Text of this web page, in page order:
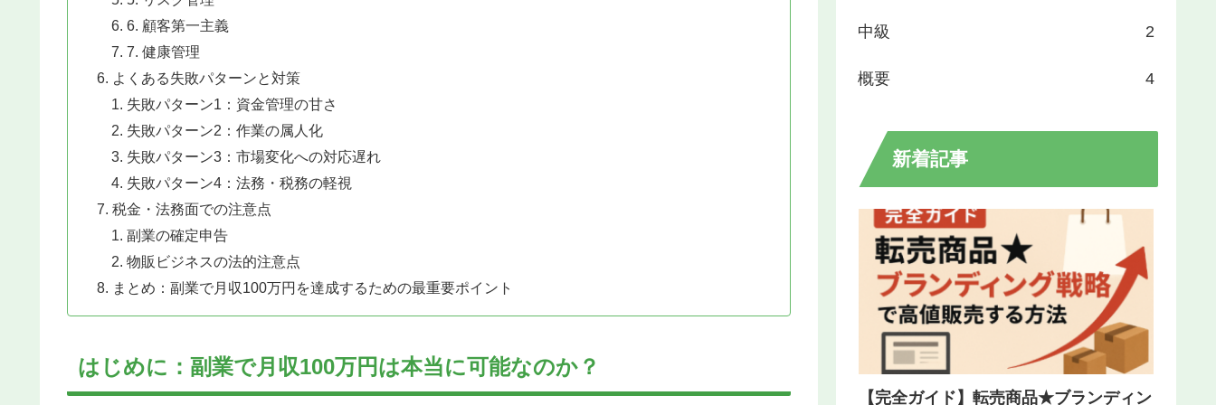
6. 顧客第一主義
7. 健康管理
よくある失敗パターンと対策
失敗パターン1：資金管理の甘さ
失敗パターン2：作業の属人化
失敗パターン3：市場変化への対応遅れ
失敗パターン4：法務・税務の軽視
税金・法務面での注意点
副業の確定申告
物販ビジネスの法的注意点
まとめ：副業で月収100万円を達成するための最重要ポイント
はじめに：副業で月収100万円は本当に可能なのか？
中級 2
概要 4
新着記事
【完全ガイド】転売商品★ブランディン